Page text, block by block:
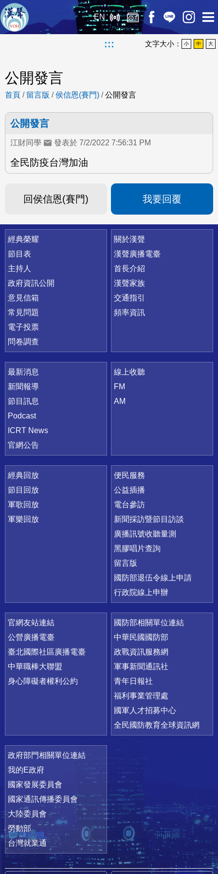
EN
::: 文字大小： 小 中 大
公開發言
首頁 / 留言版 /侯信恩(賽門) /公開發言
公開發言
江財同學 發表於 7/2/2022 7:56:31 PM
全民防疫台灣加油
回侯信恩(賽門) 我要回覆
快速連結
經典榮耀
節目表
主持人
政府資訊公開
意見信箱
常見問題
電子投票
問卷調查
關於漢聲
漢聲廣播電臺
首長介紹
漢聲家族
交通指引
頻率資訊
最新消息
新聞報導
節目訊息
Podcast
ICRT News
官網公告
線上收聽
FM
AM
經典回放
節目回放
軍歌回放
軍樂回放
便民服務
公益插播
電台參訪
新聞採訪暨節目訪談
廣播訊號收聽量測
黑膠唱片查詢
留言版
國防部退伍令線上申請
行政院線上申辦
官網友站連結
公營廣播電臺
臺北國際社區廣播電臺
中華職棒大聯盟
身心障礙者權利公約
國防部相關單位連結
中華民國國防部
政戰資訊服務網
軍事新聞通訊社
青年日報社
福利事業管理處
國軍人才招募中心
全民國防教育全球資訊網
政府部門相關單位連結
我的E政府
國家發展委員會
國家通訊傳播委員會
大陸委員會
勞動部
台灣就業通